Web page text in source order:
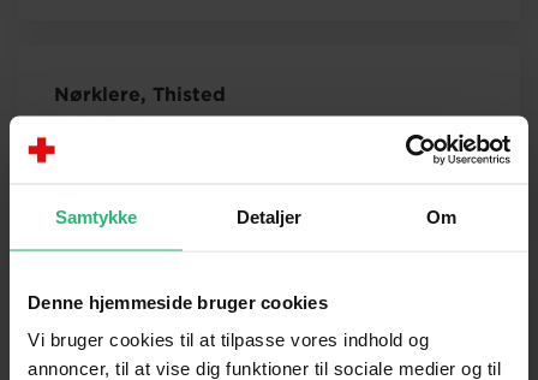
Samtykke Detaljer Om
Denne hjemmeside bruger cookies
Vi bruger cookies til at tilpasse vores indhold og
annoncer, til at vise dig funktioner til sociale medier og til
Nørklere, Thisted
Helle Bæk
Aktivitetsleder
Integration, sociale caféer, Thisted
Anne Marie vogt
Aktivitetsleder